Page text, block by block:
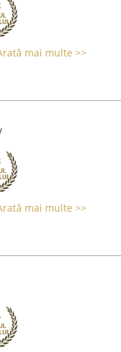
mai multe >>
mai multe >>